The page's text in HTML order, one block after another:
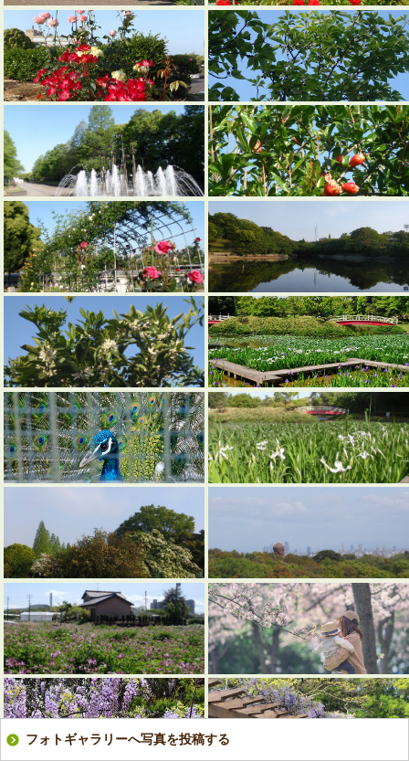
フォトギャラリーへ写真を投稿する